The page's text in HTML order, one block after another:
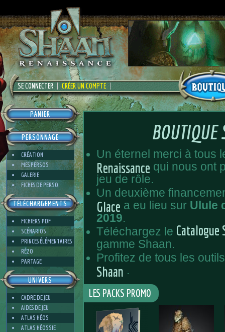
SE CONNECTER CRÉER UN COMPTE
PANIER
PERSONNAGE
CRÉATION
MES PERSOS
GALERIE
FICHES DE PERSO
TÉLÉCHARGEMENTS
FICHIERS PDF
SCÉNARIOS
PRINCES ÉLÉMENTAIRES
RÉZO
PARTAGE
UNIVERS
CADRE DE JEU
AIDES DE JEU
ATLAS HÉOS
ATLAS HÉOSSIE
BOUTIQUE
Un éternel merci à tous
Renaissance qui nous ont
jeu de rôle.
Un deuxième
Glace a eu lieu sur Ulule
2019.
Téléchargez le Catalogue
gamme Shaan.
Profitez de tous les
Shaan .
LES PACKS PROMO